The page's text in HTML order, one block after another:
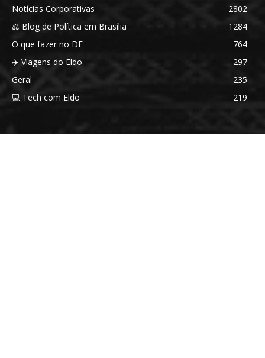
Notícias Corporativas
2802
⚖️ Blog de Política em Brasília
1284
O que fazer no DF
764
✈️ Viagens do Eldo
297
Geral
235
💻 Tech com Eldo
219